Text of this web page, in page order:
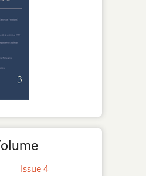
Issue 4